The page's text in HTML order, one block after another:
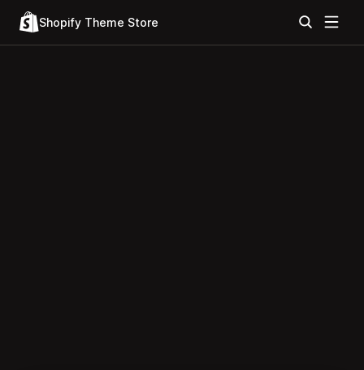
Shopify Theme Store